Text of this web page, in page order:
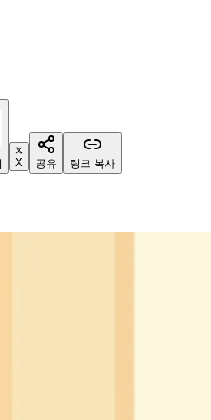
X 공유 링크 복사